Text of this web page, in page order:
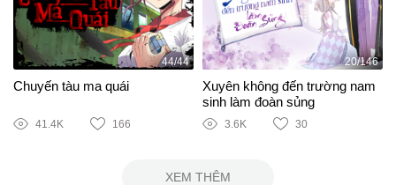
44/44
Chuyến tàu ma quái
41.4K 166
20/146
Xuyên không đến trường nam
sinh làm đoàn sủng
3.6K 30
XEM THÊM